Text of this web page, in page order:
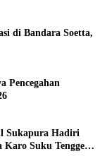
di Bandara Soetta,
Pencegahan
Sukapura Hadiri
Suku Tengger